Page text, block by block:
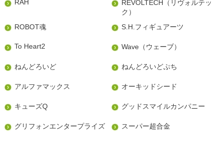
RAH
REVOLTECH（リヴォルテッ
ク）
ROBOT魂
S.H.フィギュアーツ
To Heart2 Wave（ウェーブ）
ねんどろいど ねんどろいどぷち
アルファマックス オーキッドシード
キューズQ グッドスマイルカンパニー
グリフォンエンタープライズ スーパー超合金